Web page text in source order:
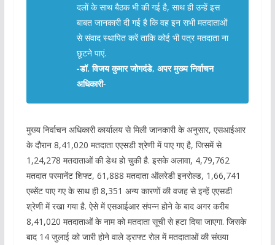
दलों के साथ बैठक भी की गई है, साथ ही उन्हें इस
बाबत जानकारी दी गई है कि वह इन सभी मतदाताओं
से संवाद स्थापित करें ताकि कोई भी पत्र मतदाता ना
छूटने पाएं.
-डॉ. विजय कुमार जोगदंडे, अपर मुख्य निर्वाचन
अधिकारी-
मुख्य निर्वाचन अधिकारी कार्यालय से मिली जानकारी के अनुसार, एसआईआर
के दौरान 8,41,020 मतदाता एएसडी श्रेणी में पाए गए है, जिसमें से
1,24,278 मतदाताओं की डेथ हो चुकी है. इसके अलावा, 4,79,762
मतदात परमानेंट शिफ्ट, 61,888 मतदाता ऑलरेडी इनरोल्ड, 1,66,741
एब्सेंट पाए गए के साथ ही 8,351 अन्य कारणों की वजह से इन्हें एएसडी
श्रेणी में रखा गया है. ऐसे में एसआईआर संपन्न होने के बाद अगर करीब
8,41,020 मतदाताओं के नाम को मतदाता सूची से हटा दिया जाएगा. जिसके
बाद 14 जुलाई को जारी होने वाले ड्राफ्ट रोल में मतदाताओं की संख्या